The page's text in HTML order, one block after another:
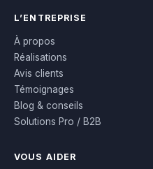
L’ENTREPRISE
À propos
Réalisations
Avis clients
Témoignages
Blog & conseils
Solutions Pro / B2B
VOUS AIDER